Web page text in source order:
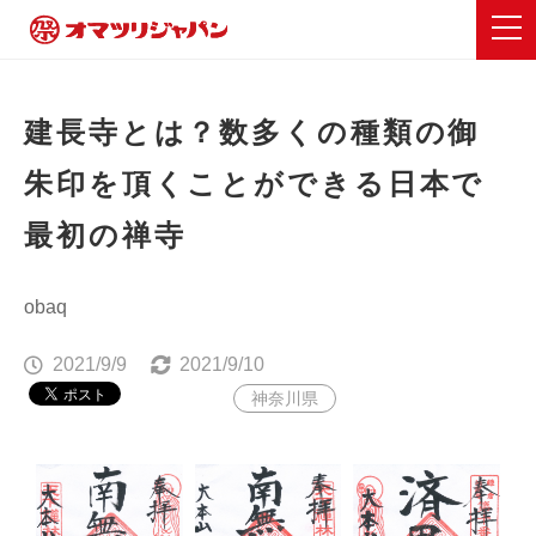
建長寺とは？数多くの種類の御
朱印を頂くことができる日本で
最初の禅寺
obaq
2021/9/9 2021/9/10
神奈川県